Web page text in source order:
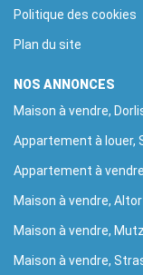
Politique des cookies
Plan du site
NOS ANNONCES
Maison à vendre,
Appartement à louer,
Appartement à
Maison à vendre,
Maison à vendre,
Maison à vendre,